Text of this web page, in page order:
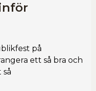
på
ett så bra och